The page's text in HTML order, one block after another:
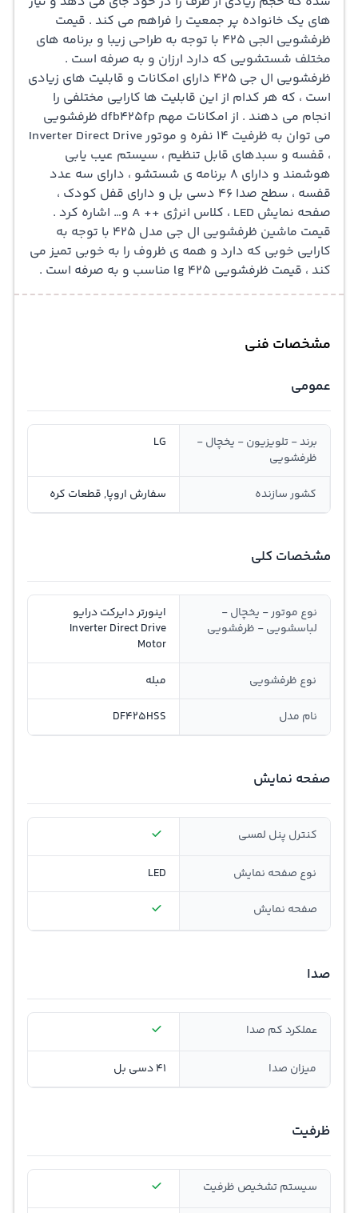
های یک خانواده پر جمعیت را فراهم می کند . قیمت
ظرفشویی
الجی 425 با توجه به طراحی زیبا و برنامه های
مختلف شستشویی که دارد ارزان و به صرفه است .
ظرفشویی ال جی 425 دارای امکانات و قابلیت های زیادی
است ، که هر کدام از این قابلیت ها کارایی مختلفی را
انجام می دهند . از امکانات مهم dfb425fp ظرفشویی
می توان به ظرفیت 14 نفره و موتور Inverter Direct Drive
، قفسه و سبدهای قابل تنظیم ، سیستم عیب یابی
هوشمند و دارای 8 برنامه ی شستشو ، دارای سه عدد
قفسه ، سطح صدا 46 دسی بل و دارای قفل کودک ،
صفحه نمایش LED ، کلاس انرژی ++ A و… اشاره کرد .
قیمت ماشین ظرفشویی
ال جی مدل 425 با توجه به
کارایی خوبی که دارد و همه ی ظروف را به خوبی تمیز می
کند ، قیمت ظرفشویی lg 425 مناسب و به صرفه است .
مشخصات فنی
عمومی
برند - تلویزیون - یخچال -
ظرفشویی
LG
کشور سازنده سفارش اروپا, قطعات کره
مشخصات کلی
نوع موتور - یخچال -
لباسشویی - ظرفشویی
اینورتر دایرکت درایو
Inverter Direct Drive
Motor
نوع ظرفشویی مبله
نام مدل DF425HSS
صفحه نمایش
کنترل پنل لمسی
نوع صفحه نمایش LED
صفحه نمایش
صدا
عملکرد کم صدا
میزان صدا 41 دسی بل
ظرفیت
سیستم تشخیص ظرفیت